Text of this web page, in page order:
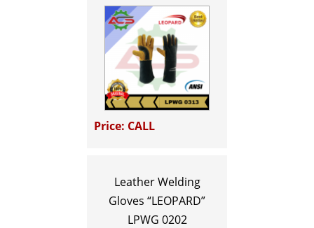
Price: CALL
Leather Welding
Gloves “LEOPARD”
LPWG 0202